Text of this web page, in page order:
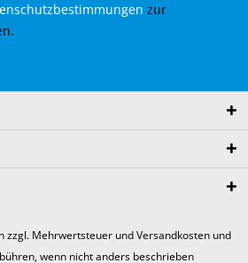
zur
zzgl. Mehrwertsteuer undVersandkostenund
wenn nicht anders beschrieben